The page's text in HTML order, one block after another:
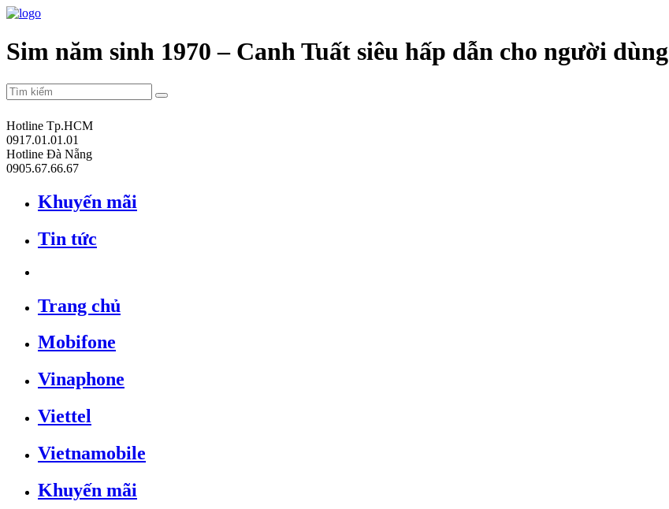
Sim năm sinh 1970 – Canh Tuất siêu hấp dẫn cho người dùng
Hotline Tp.HCM
0917.01.01.01
Hotline Đà Nẵng
0905.67.66.67
Khuyến mãi
Tin tức
Trang chủ
Mobifone
Vinaphone
Viettel
Vietnamobile
Khuyến mãi